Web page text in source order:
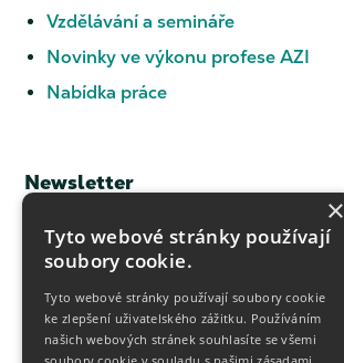
Vzdělávání a semináře
Novinky ve výkonu profese AZI
Nabídka práce
Newsletter
Chcete dostávat novinky z ČKZ?
odběru.
Newsletter
Sledujte nás
×
Tyto webové stránky používají
soubory cookie.
Tyto webové stránky používají soubory cookie
ke zlepšení uživatelského zážitku. Používáním
našich webových stránek souhlasíte se všemi